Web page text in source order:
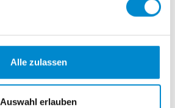
Alle zulassen
Auswahl erlauben